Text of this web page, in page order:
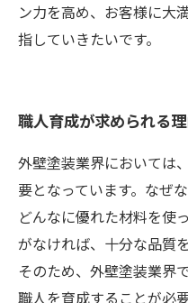
ン力を高め、お客様に大
指していきたいです。
職人育成が求められる
外壁塗装業界においては
要となっています。なぜ
どんなに優れた材料を使
がなければ、十分な品質
そのため、外壁塗装業界
職人を育成することが必